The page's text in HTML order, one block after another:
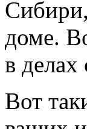
доме.
в делах
Вот